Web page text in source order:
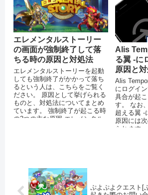
エレメンタルストーリー
の画面が強制終了して落
ちる時の原因と対処法
エレメンタルストーリーを起動
しても強制終了がかかって落ち
るという人は、こちらをご覧く
ださい。 原因として挙げられる
ものと、対処法についてまとめ
ています。 強制終了が起こる時
の3つの主な原因 エレメンタル
Alis
る翼 -に
原因と
Alis
にログイ
具合が起
す。 なお
超える翼 -
原因には
られます
ぷよぷよクエスト[